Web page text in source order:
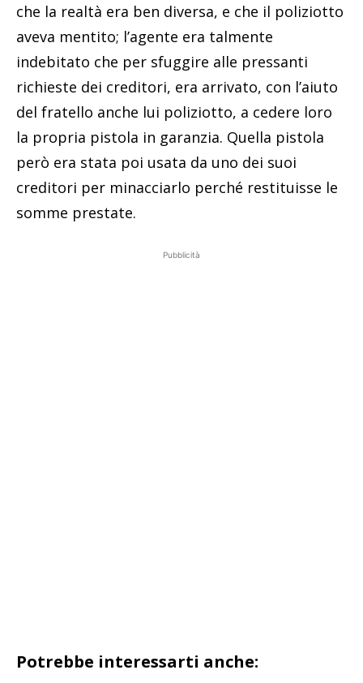
che la realtà era ben diversa, e che il poliziotto
aveva mentito; l’agente era talmente
indebitato che per sfuggire alle pressanti
richieste dei creditori, era arrivato, con l’aiuto
del fratello anche lui poliziotto, a cedere loro
la propria pistola in garanzia. Quella pistola
però era stata poi usata da uno dei suoi
creditori per minacciarlo perché restituisse le
somme prestate.
Pubblicità
Potrebbe interessarti anche: